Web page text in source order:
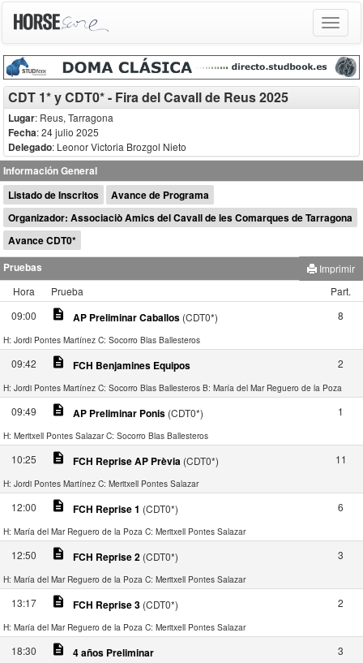
Toggle
CDT 1* y CDT0* - Fira del Cavall de Reus 2025
Lugar: Reus, Tarragona
Fecha: 24 julio 2025
Delegado: Leonor Victoria Brozgol Nieto
Información General
Listado de Inscritos
Avance de Programa
Organizador: Associaciò Amics del Cavall de les Comarques de Tarragona
Avance CDT0*
Pruebas
Imprimir
Hora
Prueba
Part.
09:00
description AP Preliminar Caballos (CDT0*) 8
H: Jordi Pontes Martínez C: Socorro Blas Ballesteros
09:42 description FCH Benjamines Equipos 2
H: Jordi Pontes Martínez C: Socorro Blas Ballesteros B: María del Mar Reguero de la Poza
09:49 description AP Preliminar Ponis (CDT0*) 1
H: Meritxell Pontes Salazar C: Socorro Blas Ballesteros
10:25 description FCH Reprise AP Prèvia (CDT0*) 11
H: Jordi Pontes Martínez C: Meritxell Pontes Salazar
12:00 description FCH Reprise 1 (CDT0*) 6
H: María del Mar Reguero de la Poza C: Meritxell Pontes Salazar
12:50 description FCH Reprise 2 (CDT0*) 3
H: María del Mar Reguero de la Poza C: Meritxell Pontes Salazar
13:17 description FCH Reprise 3 (CDT0*) 2
H: María del Mar Reguero de la Poza C: Meritxell Pontes Salazar
18:30 description 4 años Preliminar 3